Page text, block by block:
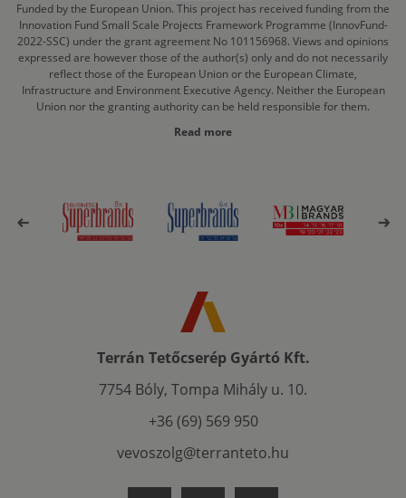
Funded by the European Union. This project has received funding from the
Innovation Fund Small Scale Projects Framework Programme (InnovFund-
2022-SSC) under the grant agreement No 101156968. Views and opinions
expressed are however those of the author(s) only and do not necessarily
reflect those of the European Union or the European Climate,
Infrastructure and Environment Executive Agency. Neither the European
Union nor the granting authority can be held responsible for them.
Read more
Terrán Tetőcserép Gyártó Kft.
7754 Bóly, Tompa Mihály u. 10.
+36 (69) 569 950
vevoszolg@terranteto.hu